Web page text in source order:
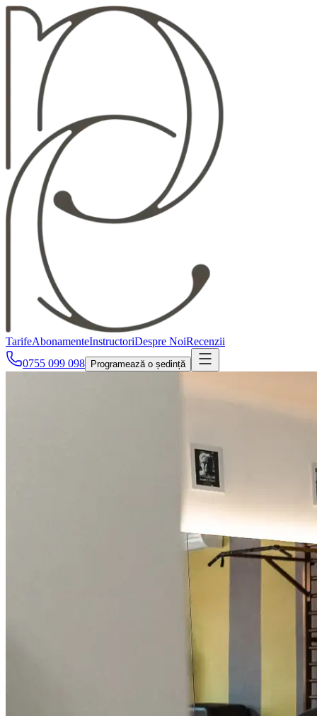
TarifeAbonamenteInstructoriDespre NoiRecenzii
0755 099 098
Programează o ședință